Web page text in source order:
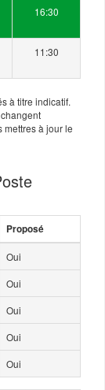
16:30
11:30
à titre indicatif.
mettres à jour le
Proposé
Oui
Oui
Oui
Oui
Oui